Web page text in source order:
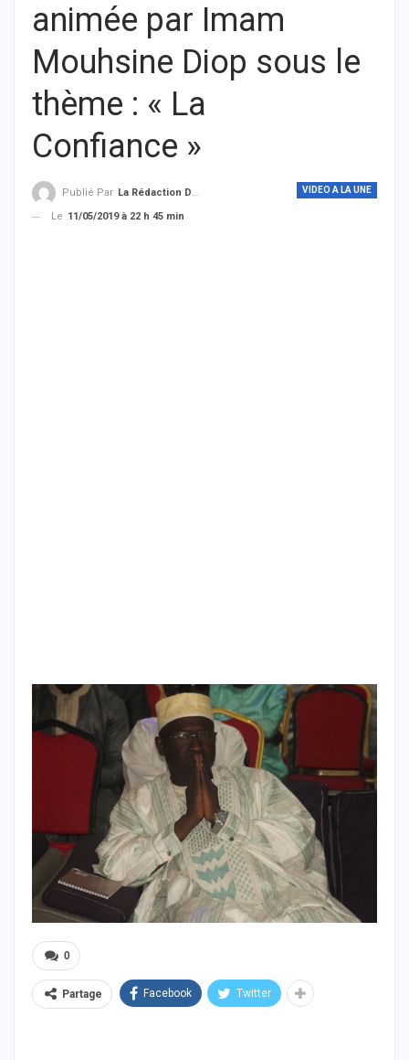
animée par Imam
Mouhsine Diop sous le
thème : « La
Confiance »
VIDEO A LA UNE
Publié Par La Rédaction De THIEYSENEGAL.com
Le 11/05/2019 à 22 h 45 min
0
Partage Facebook Twitter